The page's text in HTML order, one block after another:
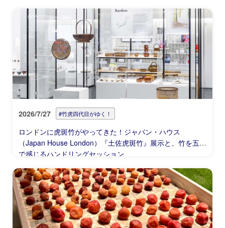
2026/7/27 #竹虎四代目がゆく！
ロンドンに虎斑竹がやってきた！ジャパン・ハウス
（Japan House London）『土佐虎斑竹』展示と、竹を五感
で感じるハンドリングセッション